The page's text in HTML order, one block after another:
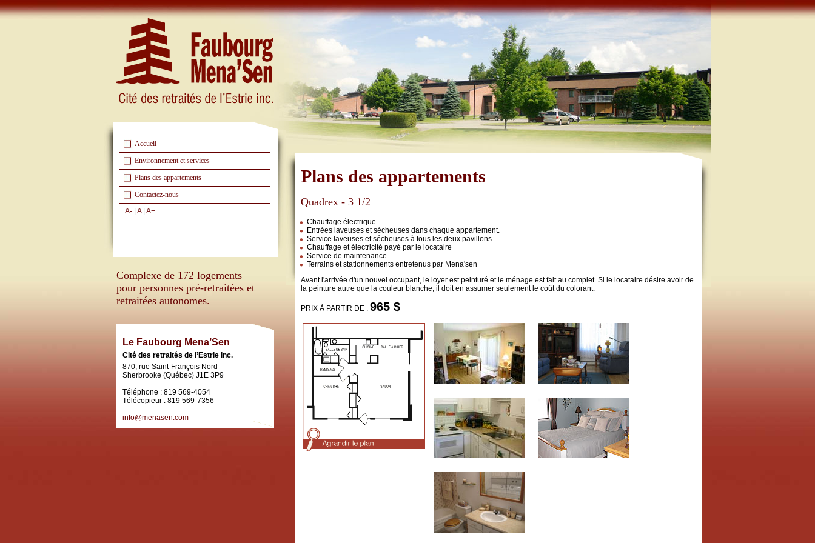
Plans des appartements
Quadrex - 3 1/2
Chauffage électrique
Entrées laveuses et sécheuses dans chaque appartement.
Service laveuses et sécheuses à tous les deux pavillons.
Chauffage et électricité payé par le locataire
Service de maintenance
Terrains et stationnements entretenus par Mena'sen
Avant l'arrivée d'un nouvel occupant, le loyer est peinturé et le ménage est fait au complet. Si le locataire désire avoir de
la peinture autre que la couleur blanche, il doit en assumer seulement le coût du colorant.
PRIX À PARTIR DE : 965 $
Accueil
Environnement et services
Plans des appartements
Contactez-nous
A- A| A+
Complexe de 172 logements
pour personnes pré-retraitées et
retraitées autonomes.
Le Faubourg Mena’Sen
Cité des retraités de l’Estrie inc.
870, rue Saint-François Nord
Sherbrooke (Québec) J1E 3P9
Téléphone : 819 569-4054
Télécopieur : 819 569-7356
info@menasen.com